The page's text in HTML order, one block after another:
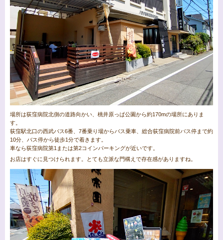
場所は荻窪病院北側の道路向かい、桃井原っぱ公園から約170mの場所にありま
す。
荻窪駅北口の西武バス6番、7番乗り場からバス乗車、総合荻窪病院前バス停まで約
10分、バス停から徒歩1分で着きます。
車なら荻窪病院第1または第2コインパーキングが近いです。
お店はすぐに見つけられます。とても立派な門構えで存在感がありますね。